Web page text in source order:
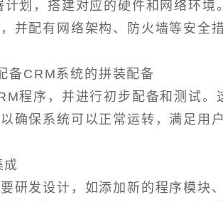
划，搭建对应的硬件和网络环境
并配有网络架构、防火墙等安全措
备CRM系统的拼装配备
程序，并进行初步配备和测试
确保系统可以正常运转，满足用
研发设计，如添加新的程序模块